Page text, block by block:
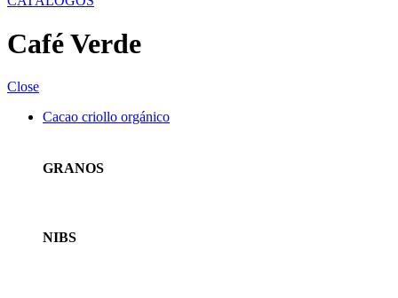
Café Verde
Close
Cacao criollo orgánico
GRANOS
NIBS